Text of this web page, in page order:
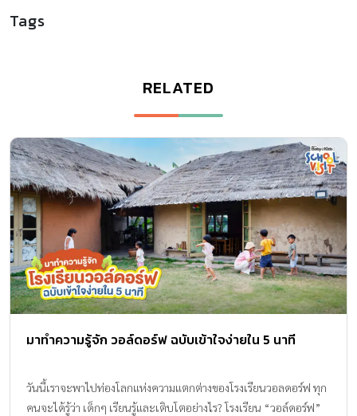
Tags
RELATED
มาทำความรู้จัก วอล์ดอร์ฟ ฉบับเข้าใจง่ายใน 5 นาที
วันนี้เราจะพาไปท่องโลกแห่งความแตกต่างของโรงเรียนวอลดอร์ฟ ทุก
คนจะได้รู้ว่า เด็กๆ เรียนรู้และเติบโตอย่างไร? โรงเรียน “วอล์ดอร์ฟ”